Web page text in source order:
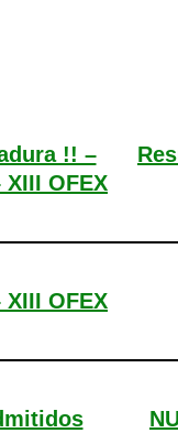
!! –
OFEX
OFEX